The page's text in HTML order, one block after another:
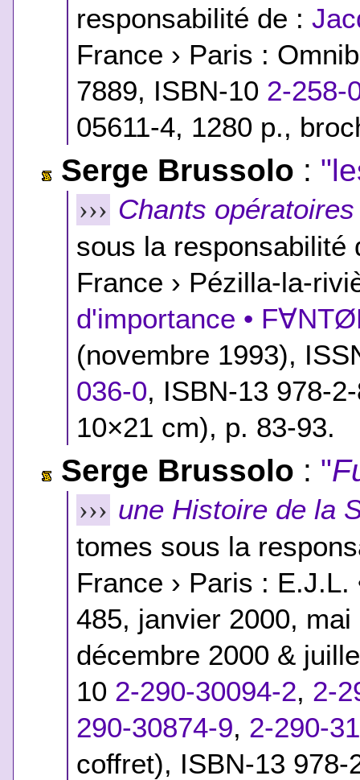
responsabilité de :
France › Paris :
7889, ISBN-10 2-258-
05611-4, 1280 p.,
Serge Brussolo :
››› Chants opératoires
sous la
France › Pézilla-la-
d'importance •
(novembre 1993),
036-0, ISBN-13 978-
10×21 cm), p. 83-93.
Serge Brussolo : "
››› une Histoire de la
tomes sous la
France › Paris : E.J.L.
485, janvier 2000,
décembre 2000 &
10 2-290-30094-2, 2-
290-30874-9, 2-290-
coffret), ISBN-13 978-